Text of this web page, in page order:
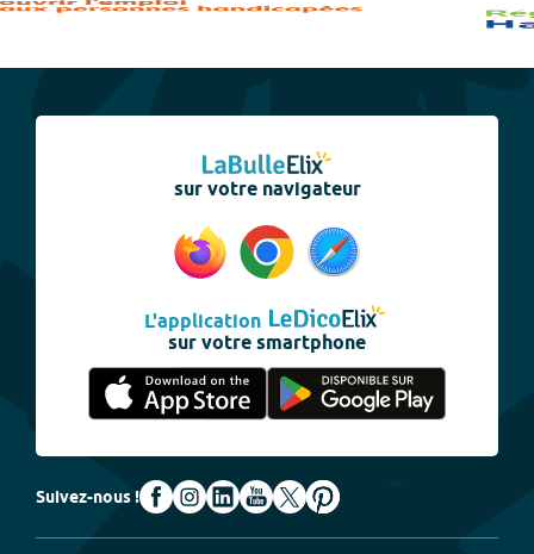
sur votre navigateur
L'application
sur votre smartphone
Suivez-nous !